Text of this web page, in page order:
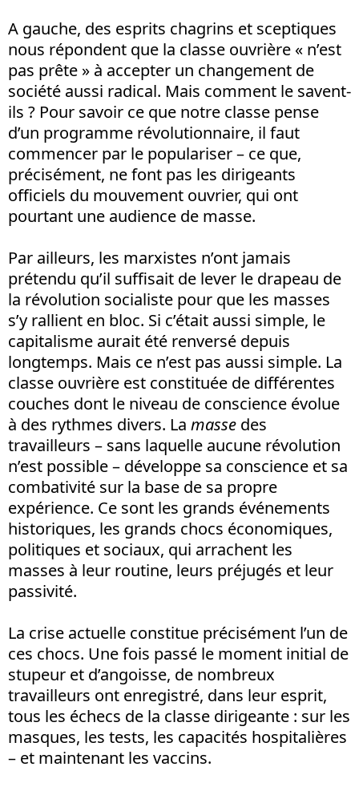
A gauche, des esprits chagrins et sceptiques
nous répondent que la classe ouvrière « n’est
pas prête » à accepter un changement de
société aussi radical. Mais comment le savent-
ils ? Pour savoir ce que notre classe pense
d’un programme révolutionnaire, il faut
commencer par le populariser – ce que,
précisément, ne font pas les dirigeants
officiels du mouvement ouvrier, qui ont
pourtant une audience de masse.
Par ailleurs, les marxistes n’ont jamais
prétendu qu’il suffisait de lever le drapeau de
la révolution socialiste pour que les masses
s’y rallient en bloc. Si c’était aussi simple, le
capitalisme aurait été renversé depuis
longtemps. Mais ce n’est pas aussi simple. La
classe ouvrière est constituée de différentes
couches dont le niveau de conscience évolue
à des rythmes divers. La masse des
travailleurs – sans laquelle aucune révolution
n’est possible – développe sa conscience et sa
combativité sur la base de sa propre
expérience. Ce sont les grands événements
historiques, les grands chocs économiques,
politiques et sociaux, qui arrachent les
masses à leur routine, leurs préjugés et leur
passivité.
La crise actuelle constitue précisément l’un de
ces chocs. Une fois passé le moment initial de
stupeur et d’angoisse, de nombreux
travailleurs ont enregistré, dans leur esprit,
tous les échecs de la classe dirigeante : sur les
masques, les tests, les capacités hospitalières
– et maintenant les vaccins.